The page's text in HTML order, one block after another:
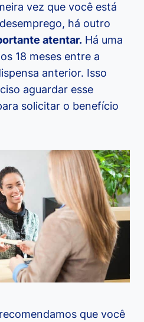
vez que você está
há outro
atentar. Há uma
18 meses entre a
anterior. Isso
aguardar esse
solicitar o benefício
que você